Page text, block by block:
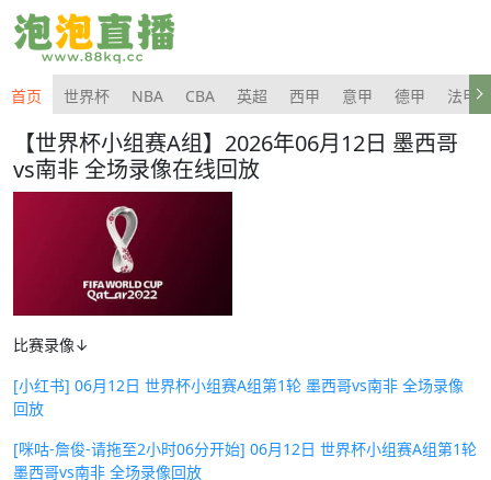
首页 世界杯 NBA CBA 英超 西甲 意甲 德甲 法甲
【世界杯小组赛A组】2026年06月12日 墨西哥
vs南非 全场录像在线回放
比赛录像↓
[小红书] 06月12日 世界杯小组赛A组第1轮 墨西哥vs南非 全场录像
回放
[咪咕-詹俊-请拖至2小时06分开始] 06月12日 世界杯小组赛A组第1轮
墨西哥vs南非 全场录像回放